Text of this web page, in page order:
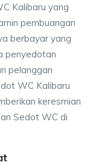
Kalibaru yang
pembuangan
berbayar yang
penyedotan
pelanggan
WC Kalibaru
keresmian
Sedot WC di